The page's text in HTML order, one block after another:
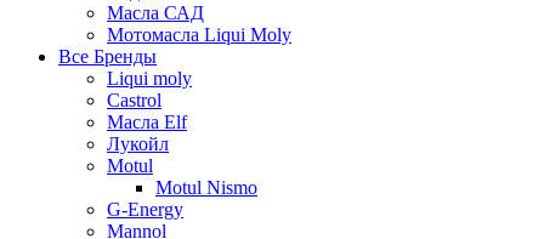
Масла САД
Мотомасла Liqui Moly
Все Бренды
Liqui moly
Castrol
Масла Elf
Лукойл
Motul
Motul Nismo
G-Energy
Mannol